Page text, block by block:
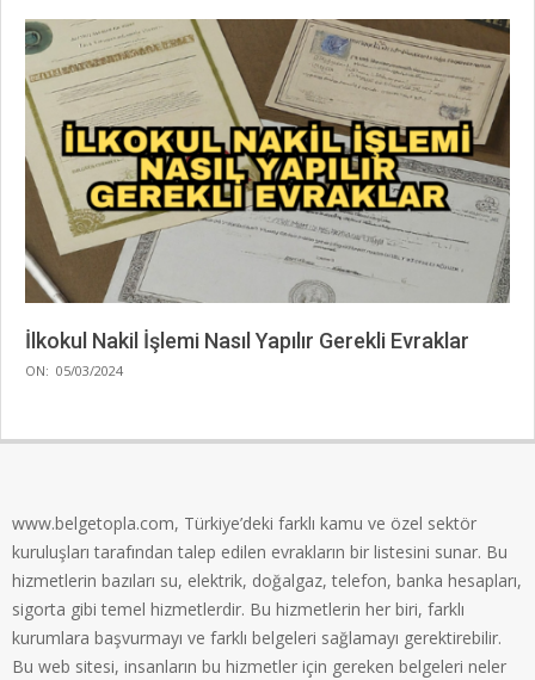
İlkokul Nakil İşlemi Nasıl Yapılır Gerekli Evraklar
2024-
ON: 05/03/2024
www.belgetopla.com, Türkiye’deki farklı kamu ve özel sektör
kuruluşları tarafından talep edilen evrakların bir listesini sunar. Bu
hizmetlerin bazıları su, elektrik, doğalgaz, telefon, banka hesapları,
sigorta gibi temel hizmetlerdir. Bu hizmetlerin her biri, farklı
kurumlara başvurmayı ve farklı belgeleri sağlamayı gerektirebilir.
Bu web sitesi, insanların bu hizmetler için gereken belgeleri neler